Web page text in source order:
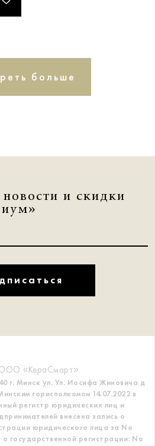
больше
и скидки
«КераСмарт».
г. Минск ул. Ул. Иосифа Жиновича д
горисполкомом 14.07.2022 в
регистр юридических лиц и
внесена запись о
юридического лица за No
о государственной регистрации: No